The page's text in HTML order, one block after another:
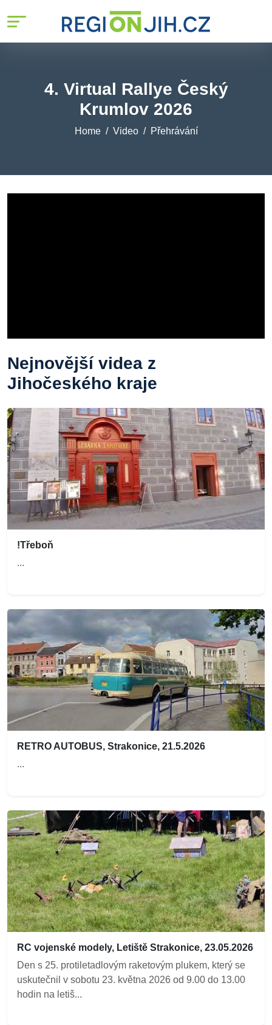
4. Virtual Rallye Český
Krumlov 2026
Home Video Přehrávání
Nejnovější videa z
Jihočeského kraje
!Třeboň
...
RETRO AUTOBUS, Strakonice, 21.5.2026
...
RC vojenské modely, Letiště Strakonice, 23.05.2026
Den s 25. protiletadlovým raketovým plukem, který se
uskutečnil v sobotu 23. května 2026 od 9.00 do 13.00
hodin na letiš...